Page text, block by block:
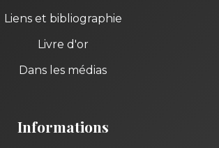
Liens et bibliographie
Livre d'or
Dans les médias
Informations